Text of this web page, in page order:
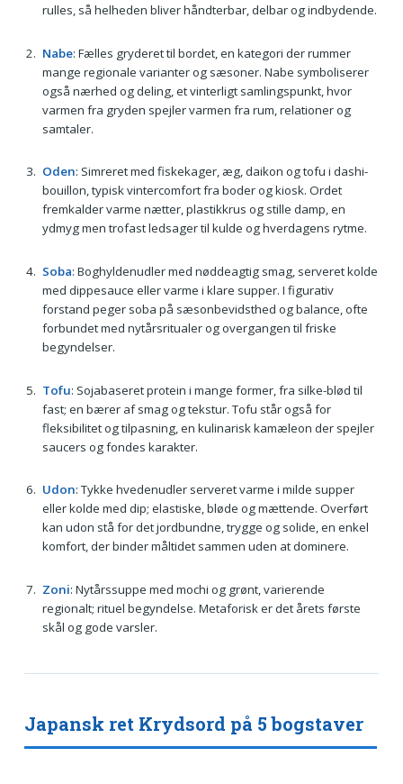
rulles, så helheden bliver håndterbar, delbar og indbydende.
Nabe: Fælles gryderet til bordet, en kategori der rummer
mange regionale varianter og sæsoner. Nabe symboliserer
også nærhed og deling, et vinterligt samlingspunkt, hvor
varmen fra gryden spejler varmen fra rum, relationer og
samtaler.
Oden: Simreret med fiskekager, æg, daikon og tofu i dashi-
bouillon, typisk vintercomfort fra boder og kiosk. Ordet
fremkalder varme nætter, plastikkrus og stille damp, en
ydmyg men trofast ledsager til kulde og hverdagens rytme.
Soba: Boghyldenudler med nøddeagtig smag, serveret kolde
med dippesauce eller varme i klare supper. I figurativ
forstand peger soba på sæsonbevidsthed og balance, ofte
forbundet med nytårsritualer og overgangen til friske
begyndelser.
Tofu: Sojabaseret protein i mange former, fra silke-blød til
fast; en bærer af smag og tekstur. Tofu står også for
fleksibilitet og tilpasning, en kulinarisk kamæleon der spejler
saucers og fondes karakter.
Udon: Tykke hvedenudler serveret varme i milde supper
eller kolde med dip; elastiske, bløde og mættende. Overført
kan udon stå for det jordbundne, trygge og solide, en enkel
komfort, der binder måltidet sammen uden at dominere.
Zoni: Nytårssuppe med mochi og grønt, varierende
regionalt; rituel begyndelse. Metaforisk er det årets første
skål og gode varsler.
Japansk ret Krydsord på 5 bogstaver